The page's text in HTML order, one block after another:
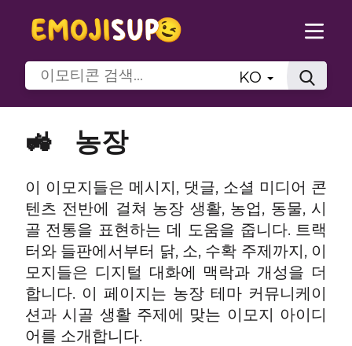
KO
🚜 농장
이 이모지들은 메시지, 댓글, 소셜 미디어 콘
텐츠 전반에 걸쳐 농장 생활, 농업, 동물, 시
골 전통을 표현하는 데 도움을 줍니다. 트랙
터와 들판에서부터 닭, 소, 수확 주제까지, 이
모지들은 디지털 대화에 맥락과 개성을 더
합니다. 이 페이지는 농장 테마 커뮤니케이
션과 시골 생활 주제에 맞는 이모지 아이디
어를 소개합니다.